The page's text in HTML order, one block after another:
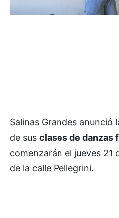
Salinas Grandes anunció
de sus clases de danzas
comenzarán el jueves 21
de la calle Pellegrini.